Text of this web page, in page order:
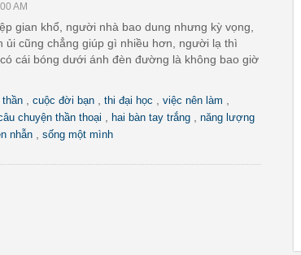
AM
gian khổ, người nhà bao dung nhưng kỳ vọng,
ủi cũng chẳng giúp gì nhiều hơn, người lạ thì
cái bóng dưới ánh đèn đường là không bao giờ
cuộc đời bạn thi đại học việc nên làm
chuyện thần thoại hai bàn tay trắng
năng lượng
nhẫn sống một mình